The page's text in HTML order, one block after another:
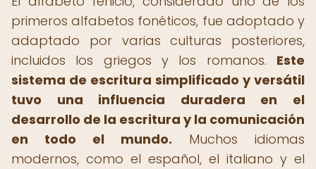
primeros alfabetos fonéticos, fue adoptado y
adaptado por varias culturas posteriores,
incluidos los griegos y los romanos. Este
sistema de escritura simplificado y versátil
tuvo una influencia duradera en el
desarrollo de la escritura y la comunicación
en todo el mundo. Muchos idiomas
modernos, como el español, el italiano y el